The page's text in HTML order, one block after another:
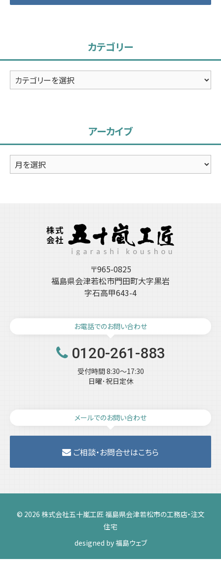
カテゴリー
カ
テ
アーカイブ
ア
ー
〒965-0825
福島県会津若松市門田町大字黒岩
字石高甲643-4
お電話でのお問い合わせ
0120-261-883
受付時間 8:30～17:30
日曜･祝日定休
メールでのお問い合わせ
ご相談・お問合せはこちら
© 2026 株式会社五十嵐工匠 福島県会津若松市の工務店・注文
住宅
designed by福島ウェブ